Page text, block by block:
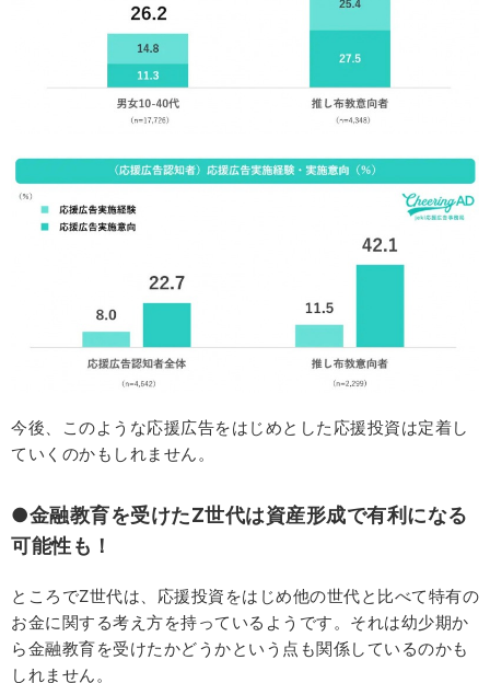
今後、このような応援広告をはじめとした応援投資は定着し
ていくのかもしれません。
●金融教育を受けたZ世代は資産形成で有利になる
可能性も！
ところでZ世代は、応援投資をはじめ他の世代と比べて特有の
お金に関する考え方を持っているようです。それは幼少期か
ら金融教育を受けたかどうかという点も関係しているのかも
しれません。